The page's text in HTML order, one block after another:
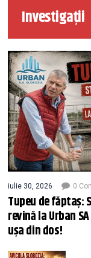
Investigații
iulie 30, 2026 0
Tupeu de făptaș:
revină la Urban
ușa din dos!